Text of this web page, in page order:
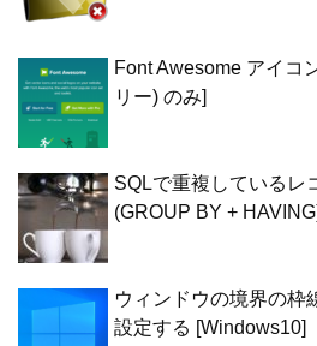
Font Awesome アイコ
リー) のみ]
SQLで重複しているレ
(GROUP BY +
ウィンドウの境界の枠
設定する [Windows10]